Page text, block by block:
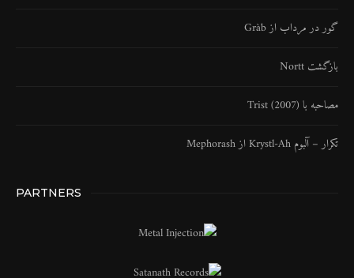
گور در مرداب از Gràb
بازگشت Nortt
مصاحبه با Trist (2007)
تکرار – آلبوم Krystl​-​Ah از Mephorash
PARTNERS